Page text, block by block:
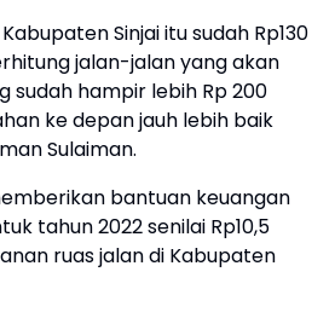
Sinjai itu sudah Rp130
jalan-jalan yang akan
sudah hampir lebih Rp 200
ke depan jauh lebih baik
Sulaiman.
bantuan keuangan
tahun 2022 senilai Rp10,5
ruas jalan di Kabupaten